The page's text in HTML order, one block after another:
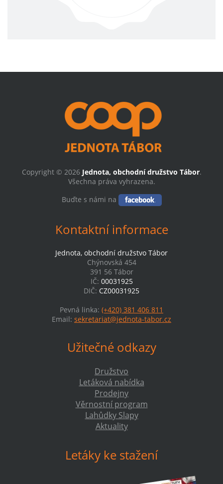
Copyright © 2026 Jednota, obchodní družstvo Tábor.
Všechna práva vyhrazena.
Buďte s námi na
Kontaktní informace
Jednota, obchodní družstvo Tábor
Chýnovská 454
391 56 Tábor
IČ: 00031925
DIČ: CZ00031925
Pevná linka: (+420) 381 406 811
Email: sekretariat@jednota-tabor.cz
Užitečné odkazy
Družstvo
Letáková nabídka
Prodejny
Věrnostní program
Lahůdky Slapy
Aktuality
Letáky ke stažení